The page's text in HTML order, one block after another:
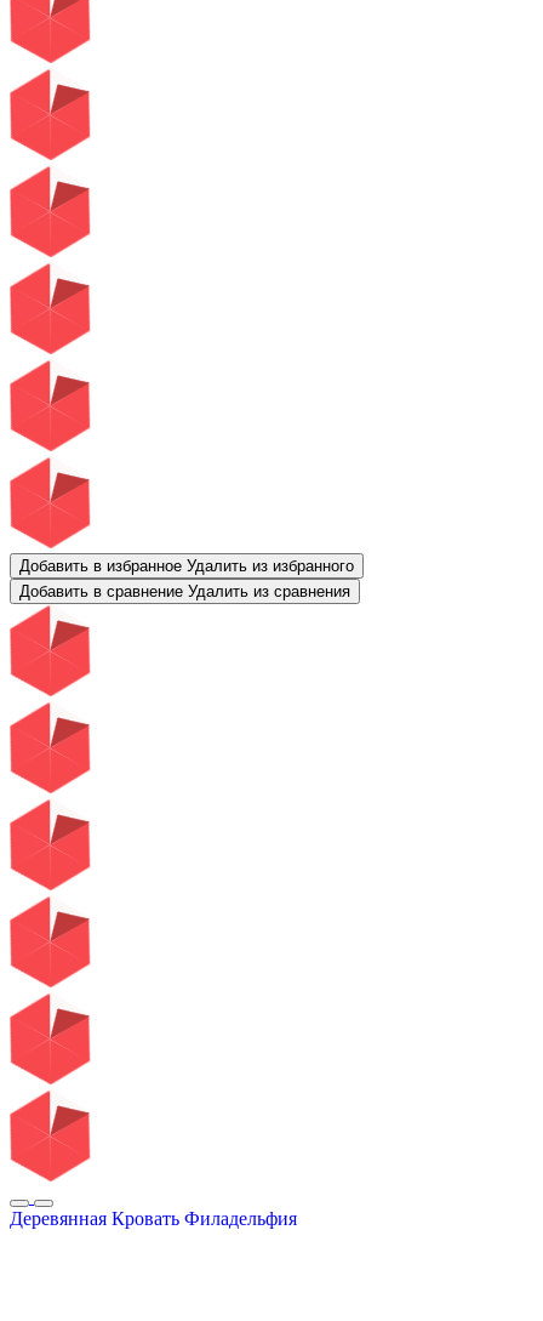
Добавить в избранное Удалить из избранного
Добавить в сравнение Удалить из сравнения
Деревянная Кровать Филадельфия